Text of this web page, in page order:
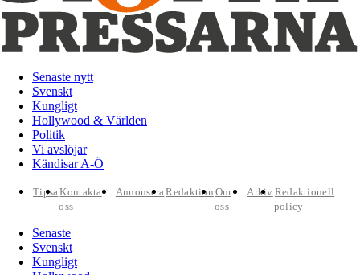
Senaste nytt
Svenskt
Kungligt
Hollywood & Världen
Politik
Vi avslöjar
Kändisar A-Ö
TipsaKontakta
oss
AnnonseraRedaktion Om
oss
Arkiv Redaktionell
policy
Senaste
Svenskt
Kungligt